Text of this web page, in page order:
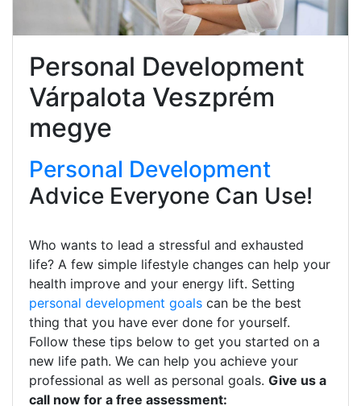
Personal Development
Várpalota Veszprém
megye
Personal Development
Advice Everyone Can Use!
Who wants to lead a stressful and exhausted
life? A few simple lifestyle changes can help your
health improve and your energy lift. Setting
personal development goals can be the best
thing that you have ever done for yourself.
Follow these tips below to get you started on a
new life path. We can help you achieve your
professional as well as personal goals. Give us a
call now for a free assessment: